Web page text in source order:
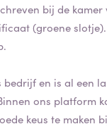
bij de
(groene
bedrijf en is al een
ons platform
keus te maken